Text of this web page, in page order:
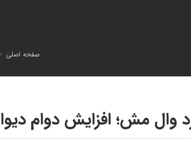
صفحه اصلی >
وال مش؛ افزایش دوام